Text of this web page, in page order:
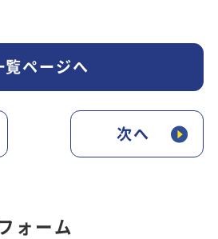
覧ページへ
次へ
ォーム